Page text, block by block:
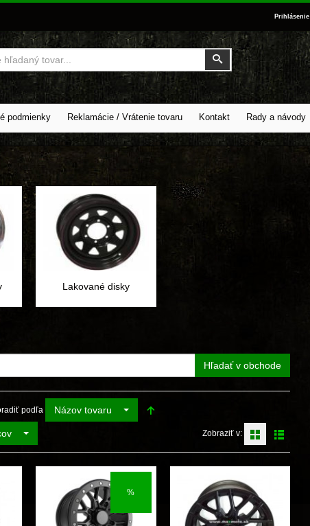
Prihlásenie
Vyhľadať
podmienky Reklamácie / Vrátenie tovaru Kontakt Rady a návody
Lakované disky
Hľadať v obchode
podľa Názov tovaru
Zobraziť v:
%